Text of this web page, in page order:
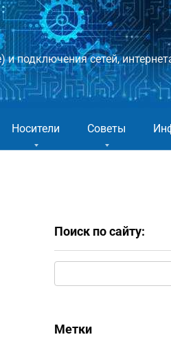
подключения сетей,
Носители Советы
Поиск по сайту:
Метки